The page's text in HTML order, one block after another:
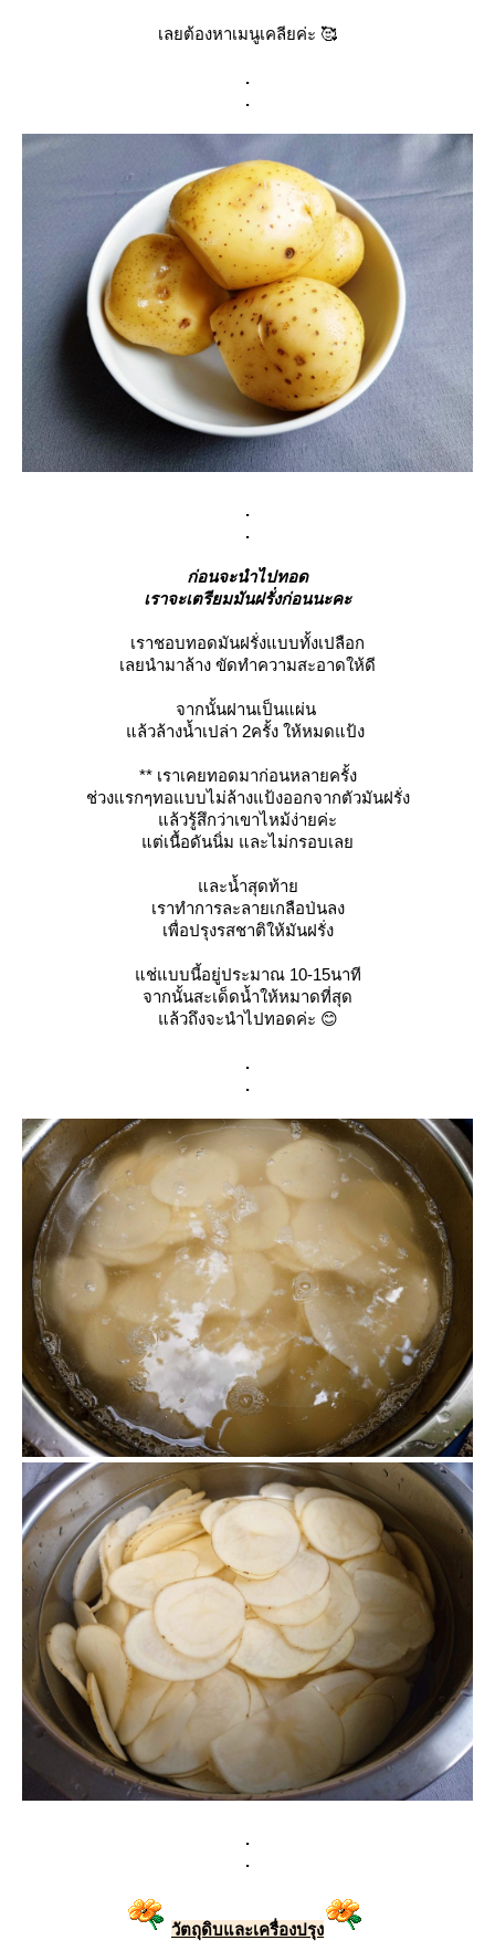
เลยต้องหาเมนูเคลียค่ะ 🥰
.
.
.
.
ก่อนจะนำไปทอด
เราจะเตรียมมันฝรั่งก่อนนะคะ
เราชอบทอดมันฝรั่งแบบทั้งเปลือก
เลยนำมาล้าง ขัดทำความสะอาดให้ดี
จากนั้นฝานเป็นแผ่น
แล้วล้างน้ำเปล่า 2ครั้ง ให้หมดแป้ง
** เราเคยทอดมาก่อนหลายครั้ง
ช่วงแรกๆทอแบบไม่ล้างแป้งออกจากตัวมันฝรั่ง
แล้วรู้สึกว่าเขาไหม้ง่ายค่ะ
แต่เนื้อดันนิ่ม และไม่กรอบเลย
และน้ำสุดท้าย
เราทำการละลายเกลือป่นลง
เพื่อปรุงรสชาติให้มันฝรั่ง
แช่แบบนี้อยู่ประมาณ 10-15นาที
จากนั้นสะเด็ดน้ำให้หมาดที่สุด
แล้วถึงจะนำไปทอดค่ะ 😊
.
.
.
.
วัตถุดิบและเครื่องปรุง